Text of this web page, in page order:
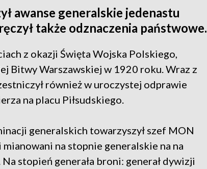
awanse generalskie jedenastu
także odznaczenia państwowe.
z okazji Święta Wojska Polskiego,
Bitwy Warszawskiej w 1920 roku. Wraz z
również w uroczystej odprawie
na placu Piłsudskiego.
generalskich towarzyszył szef MON
na stopnie generalskie na na
stopień generała broni: generał dywizji